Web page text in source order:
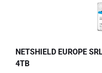
NETSHIELD EUROPE
4TB